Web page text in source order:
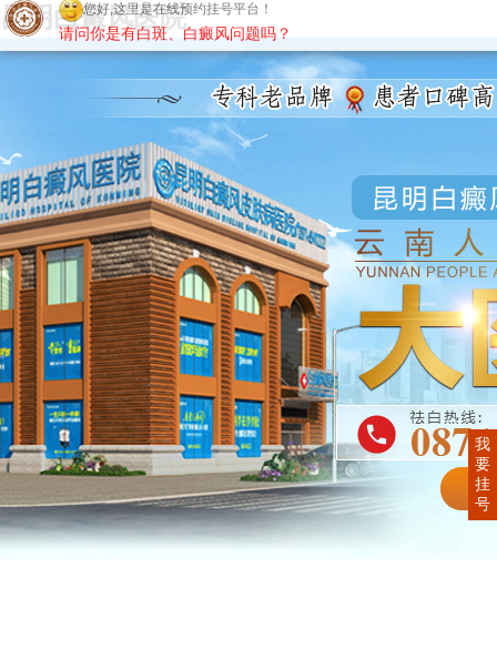
昆明白癜风医院
我
要
挂
号
您好,这里是在线预约挂号平台！
请问你是有白斑、白癜风问题吗？